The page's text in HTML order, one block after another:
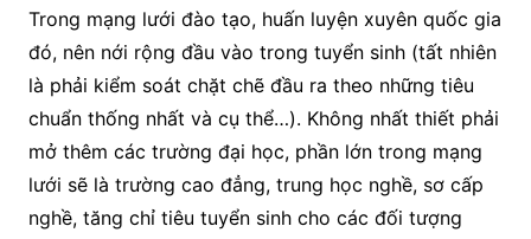
Trong mạng lưới đào tạo, huấn luyện xuyên quốc gia
đó, nên nới rộng đầu vào trong tuyển sinh (tất nhiên
là phải kiểm soát chặt chẽ đầu ra theo những tiêu
chuẩn thống nhất và cụ thể…). Không nhất thiết phải
mở thêm các trường đại học, phần lớn trong mạng
lưới sẽ là trường cao đẳng, trung học nghề, sơ cấp
nghề, tăng chỉ tiêu tuyển sinh cho các đối tượng